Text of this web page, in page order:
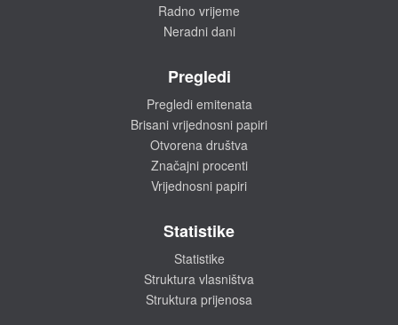
Radno vrijeme
Neradni dani
Pregledi
Pregledi emitenata
Brisani vrijednosni papiri
Otvorena društva
Značajni procenti
Vrijednosni papiri
Statistike
Statistike
Struktura vlasništva
Struktura prijenosa